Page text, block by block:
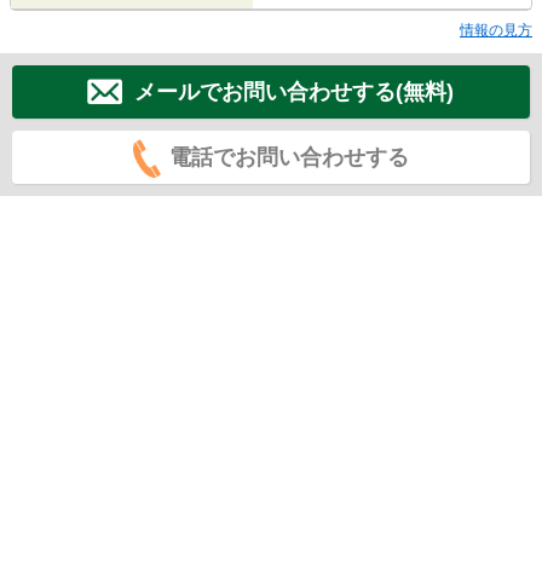
情報の見方
メールでお問い合わせする(無料)
電話でお問い合わせする